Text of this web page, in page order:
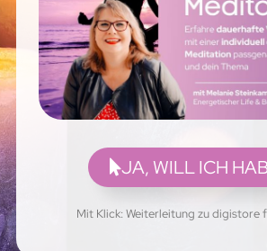
JA, WILL ICH
Mit Klick: Weiterleitung zu digistore